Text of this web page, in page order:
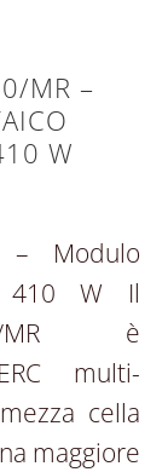
MR –
W
– Modulo
410 W Il
MR è
multi-
cella
maggiore